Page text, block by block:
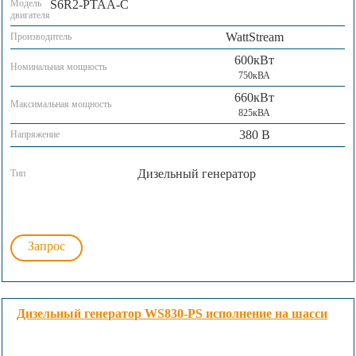
Модель
двигателя
S6R2-PTAA-C
Производитель WattStream
Номинальная мощность 600кВт
750кВА
Максимальная мощность 660кВт
825кВА
Напряжение
380 В
Тип Дизельный генератор
Запрос
Дизельный генератор WS830-PS исполнение на шасси